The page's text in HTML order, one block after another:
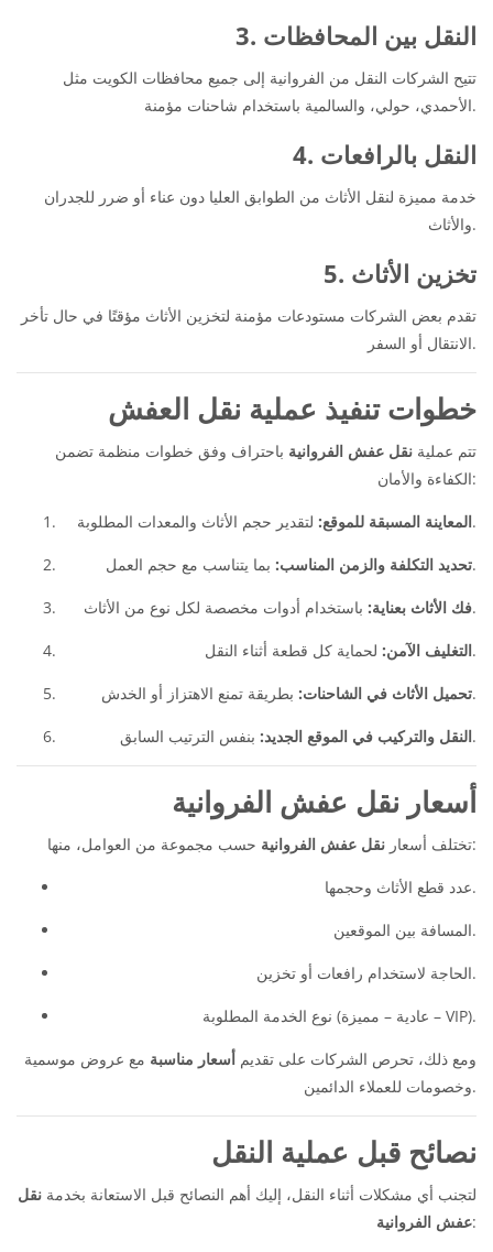
3. النقل بين المحافظات
تتيح الشركات النقل من الفروانية إلى جميع محافظات الكويت مثل
الأحمدي، حولي، والسالمية باستخدام شاحنات مؤمنة.
4. النقل بالرافعات
خدمة مميزة لنقل الأثاث من الطوابق العليا دون عناء أو ضرر للجدران
والأثاث.
5. تخزين الأثاث
تقدم بعض الشركات مستودعات مؤمنة لتخزين الأثاث مؤقتًا في حال تأخر
الانتقال أو السفر.
خطوات تنفيذ عملية نقل العفش
تتم عملية نقل عفش الفروانية باحتراف وفق خطوات منظمة تضمن
الكفاءة والأمان:
المعاينة المسبقة للموقع:لتقدير حجم الأثاث والمعدات المطلوبة.
تحديد التكلفة والزمن المناسب:بما يتناسب مع حجم العمل.
فك الأثاث بعناية:باستخدام أدوات مخصصة لكل نوع من الأثاث.
التغليف الآمن:لحماية كل قطعة أثناء النقل.
تحميل الأثاث في الشاحنات:بطريقة تمنع الاهتزاز أو الخدش.
النقل والتركيب في الموقع الجديد:بنفس الترتيب السابق.
أسعار نقل عفش الفروانية
تختلف أسعار نقل عفش الفروانية حسب مجموعة من العوامل، منها:
عدد قطع الأثاث وحجمها.
المسافة بين الموقعين.
الحاجة لاستخدام رافعات أو تخزين.
نوع الخدمة المطلوبة (عادية – مميزة – VIP).
ومع ذلك، تحرص الشركات على تقديم أسعار مناسبة مع عروض موسمية
وخصومات للعملاء الدائمين.
نصائح قبل عملية النقل
لتجنب أي مشكلات أثناء النقل، إليك أهم النصائح قبل الاستعانة بخدمة نقل
عفش الفروانية: